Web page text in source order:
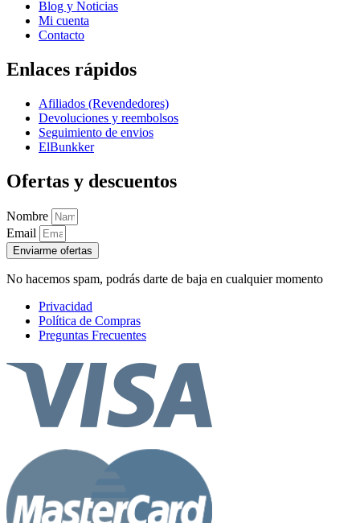
Blog y Noticias
Mi cuenta
Contacto
Enlaces rápidos
Afiliados (Revendedores)
Devoluciones y reembolsos
Seguimiento de envios
ElBunkker
Ofertas y descuentos
Nombre
Email
Enviarme ofertas
No hacemos spam, podrás darte de baja en cualquier momento
Privacidad
Política de Compras
Preguntas Frecuentes